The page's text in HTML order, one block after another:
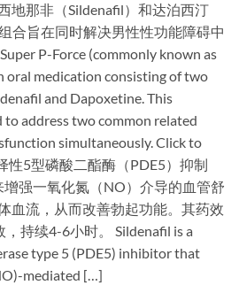
地那非（Sildenafil）和达泊西汀
合旨在同时解决男性性功能障碍中
P-Force (commonly known as
oral medication​ consisting of two
and Dapoxetine. This
address two common related
simultaneously. Click to
性5型磷酸二酯酶（PDE5）抑制
强一氧化氮（NO）介导的血管舒
血流，从而改善勃起功能。其药效
持续4-6小时。 ​Sildenafil​ is a
type 5 (PDE5) inhibitor that
mediated […]